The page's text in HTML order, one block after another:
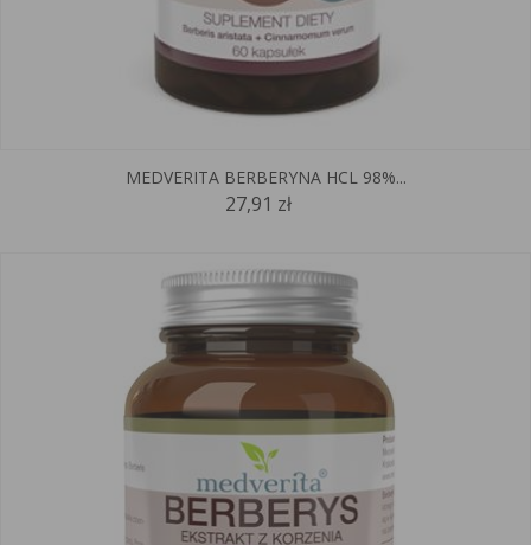
MEDVERITA BERBERYNA HCL 98%...
27,91 zł